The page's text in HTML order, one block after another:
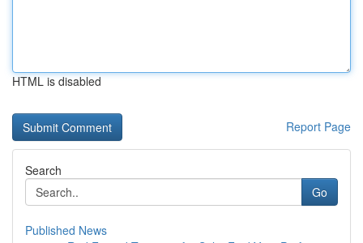
HTML is disabled
Report Page
Search
Go
Published News